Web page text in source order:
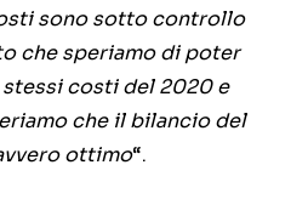
sono sotto controllo
che speriamo di poter
costi del 2020 e
che il bilancio del
ottimo“.